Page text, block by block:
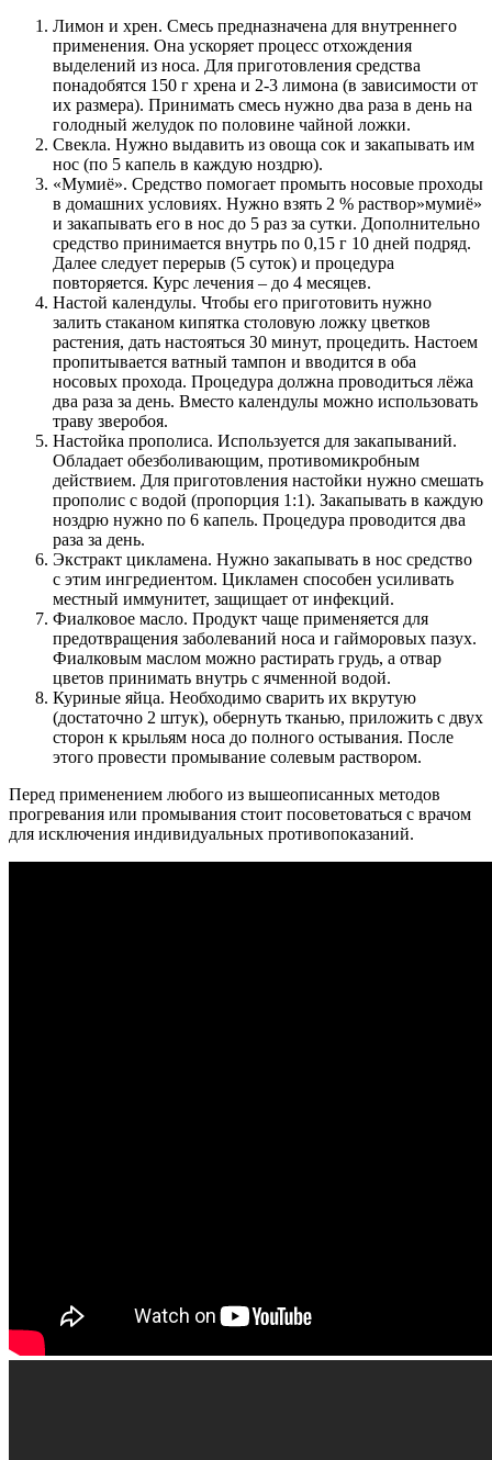
Лимон и хрен. Смесь предназначена для внутреннего
применения. Она ускоряет процесс отхождения
выделений из носа. Для приготовления средства
понадобятся 150 г хрена и 2-3 лимона (в зависимости от
их размера). Принимать смесь нужно два раза в день на
голодный желудок по половине чайной ложки.
Свекла. Нужно выдавить из овоща сок и закапывать им
нос (по 5 капель в каждую ноздрю).
«Мумиё». Средство помогает промыть носовые проходы
в домашних условиях. Нужно взять 2 % раствор»мумиё»
и закапывать его в нос до 5 раз за сутки. Дополнительно
средство принимается внутрь по 0,15 г 10 дней подряд.
Далее следует перерыв (5 суток) и процедура
повторяется. Курс лечения – до 4 месяцев.
Настой календулы. Чтобы его приготовить нужно
залить стаканом кипятка столовую ложку цветков
растения, дать настояться 30 минут, процедить. Настоем
пропитывается ватный тампон и вводится в оба
носовых прохода. Процедура должна проводиться лёжа
два раза за день. Вместо календулы можно использовать
траву зверобоя.
Настойка прополиса. Используется для закапываний.
Обладает обезболивающим, противомикробным
действием. Для приготовления настойки нужно смешать
прополис с водой (пропорция 1:1). Закапывать в каждую
ноздрю нужно по 6 капель. Процедура проводится два
раза за день.
Экстракт цикламена. Нужно закапывать в нос средство
с этим ингредиентом. Цикламен способен усиливать
местный иммунитет, защищает от инфекций.
Фиалковое масло. Продукт чаще применяется для
предотвращения заболеваний носа и гайморовых пазух.
Фиалковым маслом можно растирать грудь, а отвар
цветов принимать внутрь с ячменной водой.
Куриные яйца. Необходимо сварить их вкрутую
(достаточно 2 штук), обернуть тканью, приложить с двух
сторон к крыльям носа до полного остывания. После
этого провести промывание солевым раствором.
Перед применением любого из вышеописанных методов
прогревания или промывания стоит посоветоваться с врачом
для исключения индивидуальных противопоказаний.